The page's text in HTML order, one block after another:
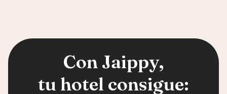
Con Jaippy,
tu hotel consigue: